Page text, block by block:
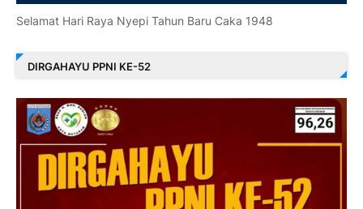
Selamat Hari Raya Nyepi Tahun Baru Caka 1948
DIRGAHAYU PPNI KE-52